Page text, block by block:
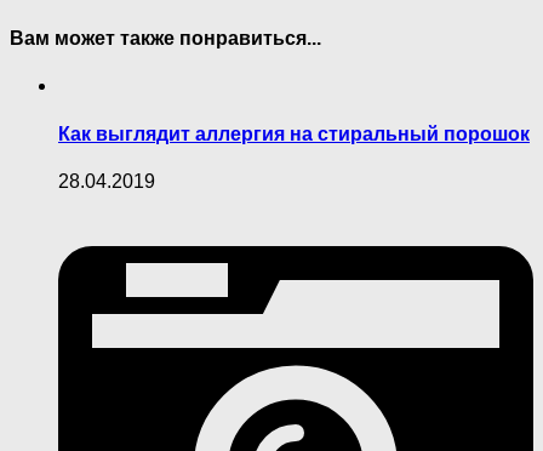
Вам может также понравиться...
Как выглядит аллергия на стиральный порошок
28.04.2019